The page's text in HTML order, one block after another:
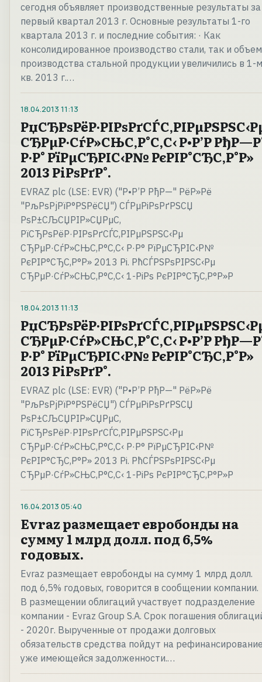
сегодня объявляет производственные результаты за
первый квартал 2013 г. Основные результаты 1-го
квартала 2013 г. и последние события: · Как
консолидированное производство стали, так и объем
производства стальной продукции увеличились в 1-м
кв. 2013 г.…
18.04.2013 11:13
СЂРµР·СѓР»СЊС‚Р°С‚С‹ Р•Р’Р
Р·Р° РїРµСЂРІС‹Р№ РєРІР°СЂС‚Р°Р»
2013 РіРѕРґР°.
EVRAZ plc (LSE: EVR) ("Р•Р’Р РђР—" РёР»Рё
"РљРѕРјРїР°РЅРёСЏ") СЃРµРіРѕРґРЅСЏ
РѕР±СЉСЏРІР»СЏРµС‚
РїСЂРѕРёР·РІРѕРґСЃС‚РІРµРЅРЅС‹Рµ
СЂРµР·СѓР»СЊС‚Р°С‚С‹ Р·Р° РїРµСЂРІС‹Р№
РєРІР°СЂС‚Р°Р» 2013 Рі. РћСЃРЅРѕРІРЅС‹Рµ
СЂРµР·СѓР»СЊС‚Р°С‚С‹ 1-РіРѕ РєРІР°СЂС‚Р°Р»Р
18.04.2013 11:13
СЂРµР·СѓР»СЊС‚Р°С‚С‹ Р•Р’Р
Р·Р° РїРµСЂРІС‹Р№ РєРІР°СЂС‚Р°Р»
2013 РіРѕРґР°.
EVRAZ plc (LSE: EVR) ("Р•Р’Р РђР—" РёР»Рё
"РљРѕРјРїР°РЅРёСЏ") СЃРµРіРѕРґРЅСЏ
РѕР±СЉСЏРІР»СЏРµС‚
РїСЂРѕРёР·РІРѕРґСЃС‚РІРµРЅРЅС‹Рµ
СЂРµР·СѓР»СЊС‚Р°С‚С‹ Р·Р° РїРµСЂРІС‹Р№
РєРІР°СЂС‚Р°Р» 2013 Рі. РћСЃРЅРѕРІРЅС‹Рµ
СЂРµР·СѓР»СЊС‚Р°С‚С‹ 1-РіРѕ РєРІР°СЂС‚Р°Р»Р
16.04.2013 05:40
Evraz размещает евробонды на
сумму 1 млрд долл. под 6,5%
годовых.
Evraz размещает евробонды на сумму 1 млрд долл.
под 6,5% годовых, говорится в сообщении компании.
В размещении облигаций участвует подразделение
компании - Evraz Group S.A. Срок погашения
- 2020г. Вырученные от продажи долговых
обязательств средства пойдут на
уже имеющейся задолженности.…